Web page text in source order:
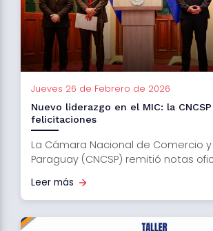
Jueves 26 de Febrero de 2026
Nuevo liderazgo en el MIC: la
felicitaciones
La Cámara Nacional de Comercio
Paraguay (CNCSP) remitió notas
Leer más